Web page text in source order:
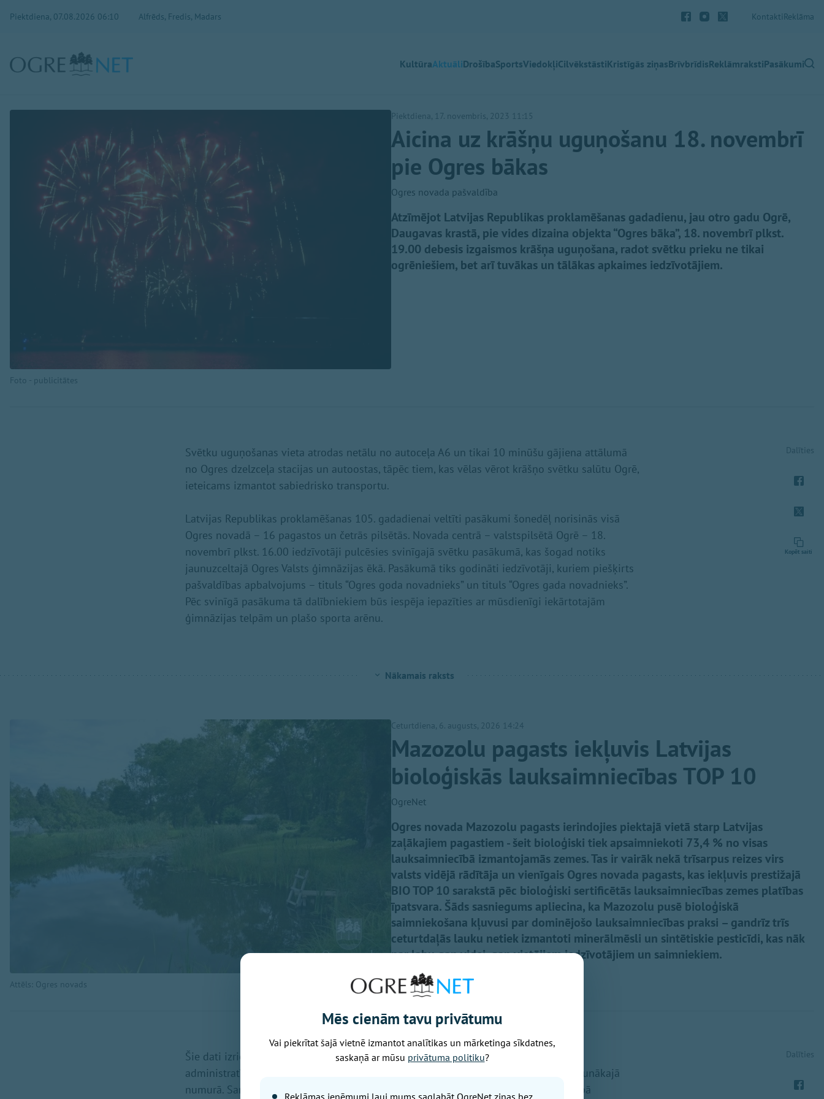
Piektdiena, 07.08.2026 06:10 Alfrēds, Fredis, Madars KontaktiReklāma
KultūraAktuāliDrošībaSportsViedokļiCilvēkstāstiKristīgās ziņasBrīvbrīdisReklāmrakstiPasākumi
Foto - publicitātes
Piektdiena, 17. novembris, 2023 11:15
Aicina uz krāšņu uguņošanu 18. novembrī
pie Ogres bākas
Ogres novada pašvaldība
Atzīmējot Latvijas Republikas proklamēšanas gadadienu, jau otro gadu Ogrē,
Daugavas krastā, pie vides dizaina objekta “Ogres bāka”, 18. novembrī plkst.
19.00 debesis izgaismos krāšņa uguņošana, radot svētku prieku ne tikai
ogrēniešiem, bet arī tuvākas un tālākas apkaimes iedzīvotājiem.
Svētku uguņošanas vieta atrodas netālu no autoceļa A6 un tikai 10 minūšu gājiena attālumā
no Ogres dzelzceļa stacijas un autoostas, tāpēc tiem, kas vēlas vērot krāšņo svētku salūtu Ogrē,
ieteicams izmantot sabiedrisko transportu.
Latvijas Republikas proklamēšanas 105. gadadienai veltīti pasākumi šonedēļ norisinās visā
Ogres novadā – 16 pagastos un četrās pilsētās. Novada centrā – valstspilsētā Ogrē – 18.
novembrī plkst. 16.00 iedzīvotāji pulcēsies svinīgajā svētku pasākumā, kas šogad notiks
jaunuzceltajā Ogres Valsts ģimnāzijas ēkā. Pasākumā tiks godināti iedzīvotāji, kuriem piešķirts
pašvaldības apbalvojums – tituls “Ogres goda novadnieks” un tituls “Ogres gada novadnieks”.
Pēc svinīgā pasākuma tā dalībniekiem būs iespēja iepazīties ar mūsdienīgi iekārtotajām
ģimnāzijas telpām un plašo sporta arēnu.
Dalīties
Kopēt saiti
Nākamais raksts
Attēls: Ogres novads
Ceturtdiena, 6. augusts, 2026 14:24
Mazozolu pagasts iekļuvis Latvijas
bioloģiskās lauksaimniecības TOP 10
OgreNet
Ogres novada Mazozolu pagasts ierindojies piektajā vietā starp Latvijas
zaļākajiem pagastiem - šeit bioloģiski tiek apsaimniekoti 73,4 % no visas
lauksaimniecībā izmantojamās zemes. Tas ir vairāk nekā trīsarpus reizes virs
valsts vidējā rādītāja un vienīgais Ogres novada pagasts, kas iekļuvis prestižajā
BIO TOP 10 sarakstā pēc bioloģiski sertificētās lauksaimniecības zemes platības
īpatsvara. Šāds sasniegums apliecina, ka Mazozolu pusē bioloģiskā
saimniekošana kļuvusi par dominējošo lauksaimniecības praksi – gandrīz trīs
ceturtdaļās lauku netiek izmantoti minerālmēsli un sintētiskie pesticīdi, kas nāk
par labu gan videi, gan vietējiem iedzīvotājiem un saimniekiem.
Šie dati izriet no Latvijas Bioloģiskās lauksaimniecības asociācijas (LBLA) apkopotā
administratīvo teritoriju BIO TOP 500, kas publicēts nozares žurnāla "BIOLOĢISKI" jaunākajā
numurā. Saraksts veidots pēc Lauku atbalsta dienesta statistikas par lauksaimniecībā
Dalīties
Mēs cienām tavu privātumu
Vai piekrītat šajā vietnē izmantot analītikas un mārketinga sīkdatnes,
saskaņā ar mūsu privātuma politiku?
Reklāmas ieņēmumi ļauj mums saglabāt OgreNet ziņas bez